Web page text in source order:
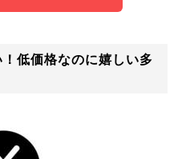
低価格なのに嬉しい多